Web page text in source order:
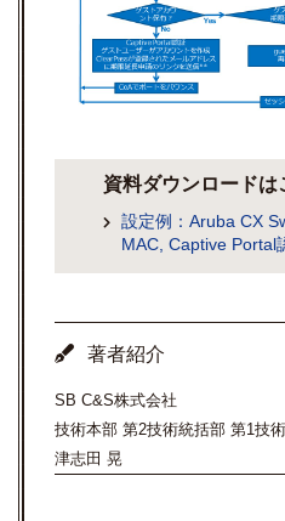
資料ダウンロードは
設定例：Aruba CX
MAC, Captive Portal
著者紹介
SB C&S株式会社
技術本部 第2技術統括部 第1技
津志田 晃